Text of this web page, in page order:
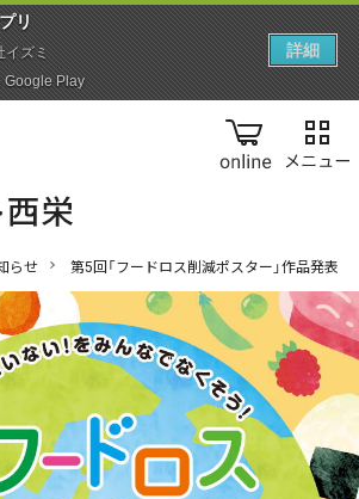
online
らせ 第5回「フードロス削減ポスター」作品発表
リ‬
イズミ
Google Play
詳細